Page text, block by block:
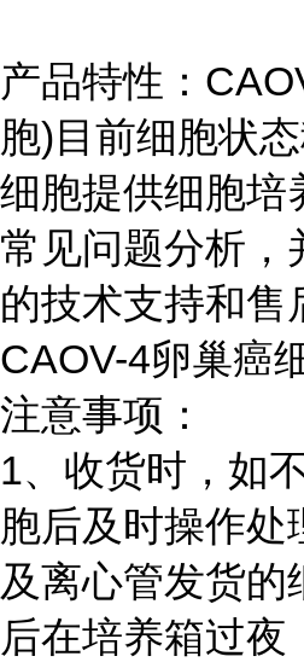
产品特性：
胞)目前细胞状
细胞提供细胞培
常见问题分析，
的技术支持和售
CAOV-4卵巢癌
注意事项：
1、收货时，如
胞后及时操作处
及离心管发货的
后在培养箱过夜